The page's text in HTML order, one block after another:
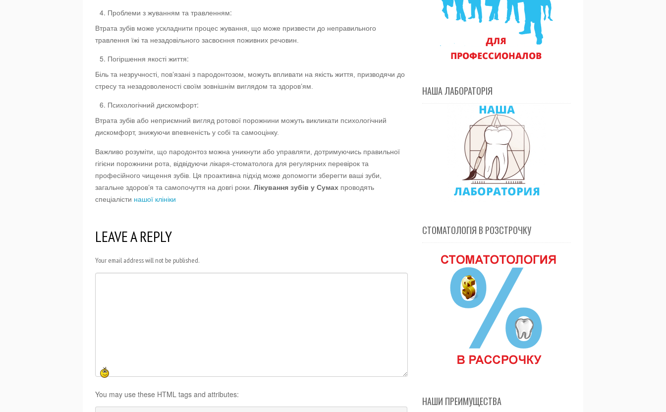
Проблеми з жуванням та травленням:
Втрата зубів може ускладнити процес жування, що може призвести до неправильного
травлення їжі та незадовільного засвоєння поживних речовин.
Погіршення якості життя:
Біль та незручності, пов’язані з пародонтозом, можуть впливати на якість життя, призводячи до
стресу та незадоволеності своїм зовнішнім виглядом та здоров’ям.
Психологічний дискомфорт:
Втрата зубів або неприємний вигляд ротової порожнини можуть викликати психологічний
дискомфорт, знижуючи впевненість у собі та самооцінку.
Важливо розуміти, що пародонтоз можна уникнути або управляти, дотримуючись правильної
гігієни порожнини рота, відвідуючи лікаря-стоматолога для регулярних перевірок та
професійного чищення зубів. Ця проактивна підхід може допомогти зберегти ваші зуби,
загальне здоров’я та самопочуття на довгі роки. Лікування зубів у Сумах проводять
спеціалісти нашої клініки
LEAVE A REPLY
Your email address will not be published.
You may use these HTML tags and attributes:
НАША ЛАБОРАТОРІЯ
СТОМАТОЛОГІЯ В РОЗСТРОЧКУ
НАШИ ПРЕИМУЩЕСТВА